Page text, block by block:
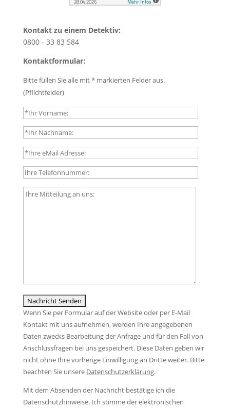
Kontakt zu einem Detektiv:
0800 - 33 83 584
Kontaktformular:
Bitte füllen Sie alle mit * markierten Felder aus.
(Pflichtfelder)
B
i
t
t
e
l
s
e
l
d
l
e
e
.
B
i
t
t
e
i
e
s
e
s
F
e
l
d
l
e
B
s
e
d
i
e
s
e
s
e
l
Wenn Sie per Formular auf der Website oder per E-Mail
Kontakt mit uns aufnehmen, werden Ihre angegebenen
Daten zwecks Bearbeitung der Anfrage und für den Fall von
Anschlussfragen bei uns gespeichert. Diese Daten geben wir
nicht ohne Ihre vorherige Einwilligung an Dritte weiter. Bitte
beachten Sie unsere Datenschutzerklärung.
Mit dem Absenden der Nachricht bestätige ich die
Datenschutzhinweise. Ich stimme der elektronischen